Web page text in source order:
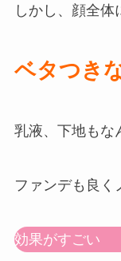
しかし、顔全体
ベタつき
乳液、下地もな
ファンデも良く
効果がすごい